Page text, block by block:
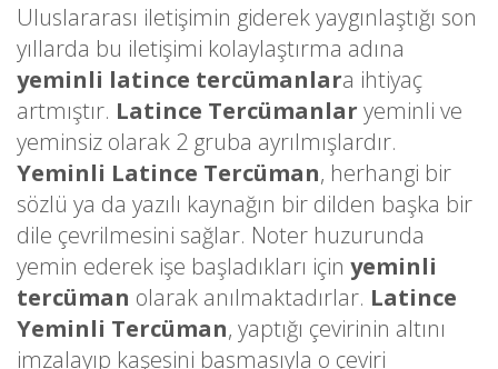
Uluslararası iletişimin giderek yaygınlaştığı son
yıllarda bu iletişimi kolaylaştırma adına
yeminli latince tercümanlara ihtiyaç
artmıştır. Latince Tercümanlar yeminli ve
yeminsiz olarak 2 gruba ayrılmışlardır.
Yeminli Latince Tercüman, herhangi bir
sözlü ya da yazılı kaynağın bir dilden başka bir
dile çevrilmesini sağlar. Noter huzurunda
yemin ederek işe başladıkları için yeminli
tercüman olarak anılmaktadırlar. Latince
Yeminli Tercüman, yaptığı çevirinin altını
imzalayıp kaşesini basmasıyla o çeviri